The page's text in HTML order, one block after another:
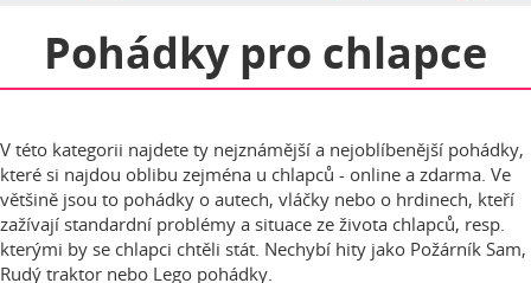
Pohádky pro chlapce
V této kategorii najdete ty nejznámější a nejoblíbenější pohádky,
které si najdou oblibu zejména u chlapců - online a zdarma. Ve
většině jsou to pohádky o autech, vláčky nebo o hrdinech, kteří
zažívají standardní problémy a situace ze života chlapců, resp.
kterými by se chlapci chtěli stát. Nechybí hity jako Požárník Sam,
Rudý traktor nebo Lego pohádky.